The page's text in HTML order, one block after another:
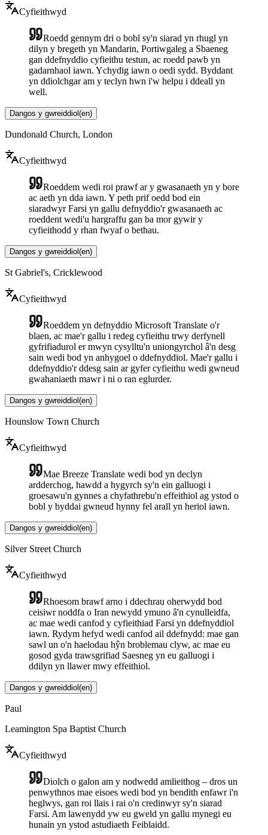
Cyfieithwyd
Roedd gennym dri o bobl sy'n siarad yn rhugl yn
dilyn y bregeth yn Mandarin, Portiwgaleg a Sbaeneg
gan ddefnyddio cyfieithu testun, ac roedd pawb yn
gadarnhaol iawn. Ychydig iawn o oedi sydd. Byddant
yn ddiolchgar am y teclyn hwn i'w helpu i ddeall yn
well.
Dangos y gwreiddiol (en)
Dundonald Church, London
Cyfieithwyd
Roeddem wedi roi prawf ar y gwasanaeth yn y bore
ac aeth yn dda iawn. Y peth prif oedd bod ein
siaradwyr Farsi yn gallu defnyddio'r gwasanaeth ac
roeddent wedi'u hargraffu gan ba mor gywir y
cyfieithodd y rhan fwyaf o bethau.
Dangos y gwreiddiol (en)
St Gabriel's, Cricklewood
Cyfieithwyd
Roeddem yn defnyddio Microsoft Translate o'r
blaen, ac mae'r gallu i redeg cyfieithu trwy derfynell
gyfrifiadurol er mwyn cysylltu'n uniongyrchol â'n desg
sain wedi bod yn anhygoel o ddefnyddiol. Mae'r gallu i
ddefnyddio'r ddesg sain ar gyfer cyfieithu wedi gwneud
gwahaniaeth mawr i ni o ran eglurder.
Dangos y gwreiddiol (en)
Hounslow Town Church
Cyfieithwyd
Mae Breeze Translate wedi bod yn declyn
ardderchog, hawdd a hygyrch sy'n ein galluogi i
groesawu'n gynnes a chyfathrebu'n effeithiol ag ystod o
bobl y byddai gwneud hynny fel arall yn heriol iawn.
Dangos y gwreiddiol (en)
Silver Street Church
Cyfieithwyd
Rhoesom brawf arno i ddechrau oherwydd bod
ceisiwr noddfa o Iran newydd ymuno â'n cynulleidfa,
ac mae wedi canfod y cyfieithiad Farsi yn ddefnyddiol
iawn. Rydym hefyd wedi canfod ail ddefnydd: mae gan
sawl un o'n haelodau hŷn broblemau clyw, ac mae eu
gosod gyda trawsgrifiad Saesneg yn eu galluogi i
ddilyn yn llawer mwy effeithiol.
Dangos y gwreiddiol (en)
Paul
Leamington Spa Baptist Church
Cyfieithwyd
Diolch o galon am y nodwedd amlieithog – dros un
penwythnos mae eisoes wedi bod yn bendith enfawr i'n
heglwys, gan roi llais i rai o'n credinwyr sy'n siarad
Farsi. Am lawenydd yw eu gweld yn gallu mynegi eu
hunain yn ystod astudiaeth Feiblaidd.